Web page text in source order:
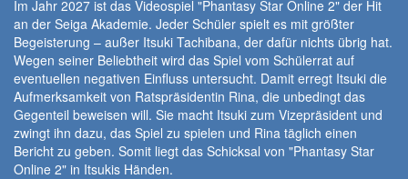
Im Jahr 2027 ist das Videospiel "Phantasy Star Online 2" der Hit
an der Seiga Akademie. Jeder Schüler spielt es mit größter
Begeisterung – außer Itsuki Tachibana, der dafür nichts übrig hat.
Wegen seiner Beliebtheit wird das Spiel vom Schülerrat auf
eventuellen negativen Einfluss untersucht. Damit erregt Itsuki die
Aufmerksamkeit von Ratspräsidentin Rina, die unbedingt das
Gegenteil beweisen will. Sie macht Itsuki zum Vizepräsident und
zwingt ihn dazu, das Spiel zu spielen und Rina täglich einen
Bericht zu geben. Somit liegt das Schicksal von "Phantasy Star
Online 2" in Itsukis Händen.